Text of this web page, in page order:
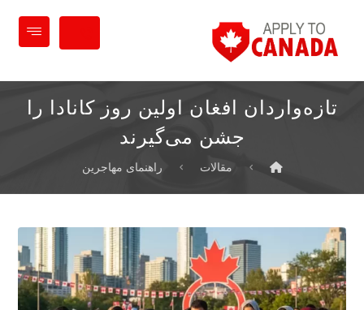
تازه‌واردان افغان اولین روز کانادا را
جشن می‌گیرند
مقالات راهنمای مهاجرین